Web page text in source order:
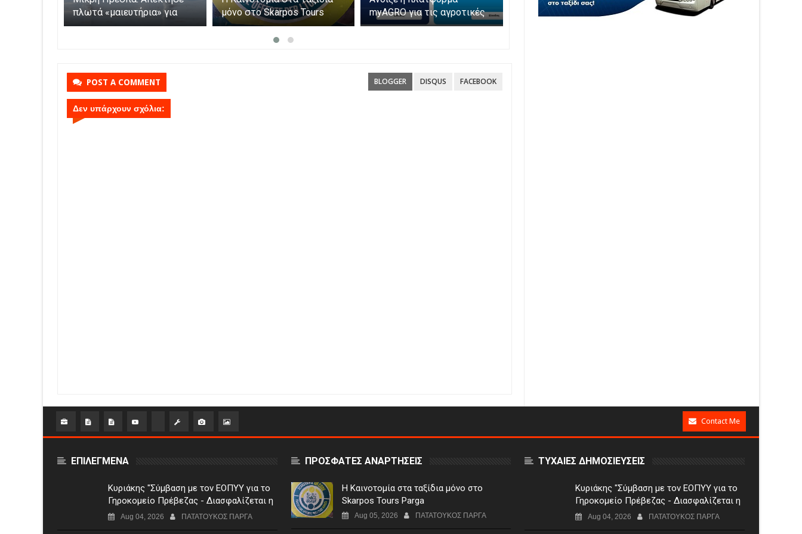
πλωτά «μαιευτήρια» για
τους πελεκάνους
μόνο στο Skarpos Tours
Parga
myAGRO για τις αγροτικές
ενισχύσεις 2026 – Πώς
νεκροί στην Ήπειρο τον
Πρέβεζας – Στην
POST A COMMENT BLOGGER DISQUS FACEBOOK
Δεν υπάρχουν σχόλια:
Contact Me
ΕΠΙΛΕΓΜΕΝΑ
Κυριάκης "Σύμβαση με τον ΕΟΠΥΥ για το
Γηροκομείο Πρέβεζας - Διασφαλίζεται η
χρηματοδότηση της λειτουργίας του"
Aug 04, 2026 ΠΑΤΑΤΟΥΚΟΣ ΠΑΡΓΑ
ΠΡΟΣΦΑΤΕΣ ΑΝΑΡΤΗΣΕΙΣ
Η Καινοτομία στα ταξίδια μόνο στο
Skarpos Tours Parga
Aug 05, 2026 ΠΑΤΑΤΟΥΚΟΣ ΠΑΡΓΑ
ΤΥΧΑΙΕΣ ΔΗΜΟΣΙΕΥΣΕΙΣ
Κυριάκης "Σύμβαση με τον ΕΟΠΥΥ για το
Γηροκομείο Πρέβεζας - Διασφαλίζεται η
χρηματοδότηση της λειτουργίας του"
Aug 04, 2026 ΠΑΤΑΤΟΥΚΟΣ ΠΑΡΓΑ